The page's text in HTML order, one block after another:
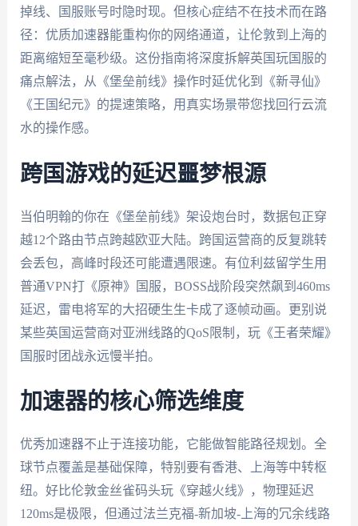
掉线、国服账号时隐时现。但核心症结不在技术而在路
径：优质加速器能重构你的网络通道，让伦敦到上海的
距离缩短至毫秒级。这份指南将深度拆解英国玩国服的
痛点解法，从《堡垒前线》操作时延优化到《新寻仙》
《王国纪元》的提速策略，用真实场景带您找回行云流
水的操作感。
跨国游戏的延迟噩梦根源
当伯明翰的你在《堡垒前线》架设炮台时，数据包正穿
越12个路由节点跨越欧亚大陆。跨国运营商的反复跳转
会丢包，高峰时段还可能遭遇限速。有位利兹留学生用
普通VPN打《原神》国服，BOSS战阶段突然飙到460ms
延迟，雷电将军的大招硬生生卡成了逐帧动画。更别说
某些英国运营商对亚洲线路的QoS限制，玩《王者荣耀》
国服时团战永远慢半拍。
加速器的核心筛选维度
优秀加速器不止于连接功能，它能做智能路径规划。全
球节点覆盖是基础保障，特别要有香港、上海等中转枢
纽。好比伦敦金丝雀码头玩《穿越火线》，物理延迟
120ms是极限，但通过法兰克福-新加坡-上海的冗余线路